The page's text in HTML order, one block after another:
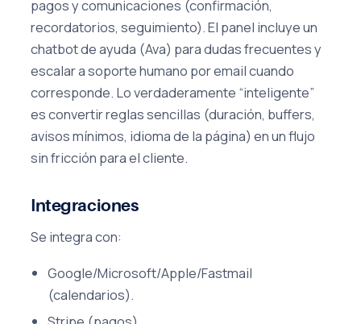
pagos y comunicaciones (confirmación,
recordatorios, seguimiento). El panel incluye un
chatbot de ayuda (Ava) para dudas frecuentes y
escalar a soporte humano por email cuando
corresponde. Lo verdaderamente “inteligente”
es convertir reglas sencillas (duración, buffers,
avisos mínimos, idioma de la página) en un flujo
sin fricción para el cliente.
Integraciones
Se integra con:
Google/Microsoft/Apple/Fastmail
(calendarios).